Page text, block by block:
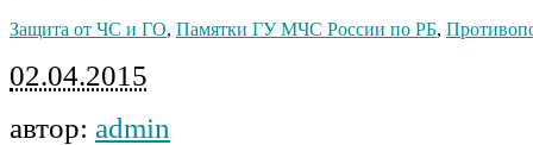
Защита от ЧС и ГО, Памятки ГУ МЧС России по РБ,
02.04.2015
автор: admin